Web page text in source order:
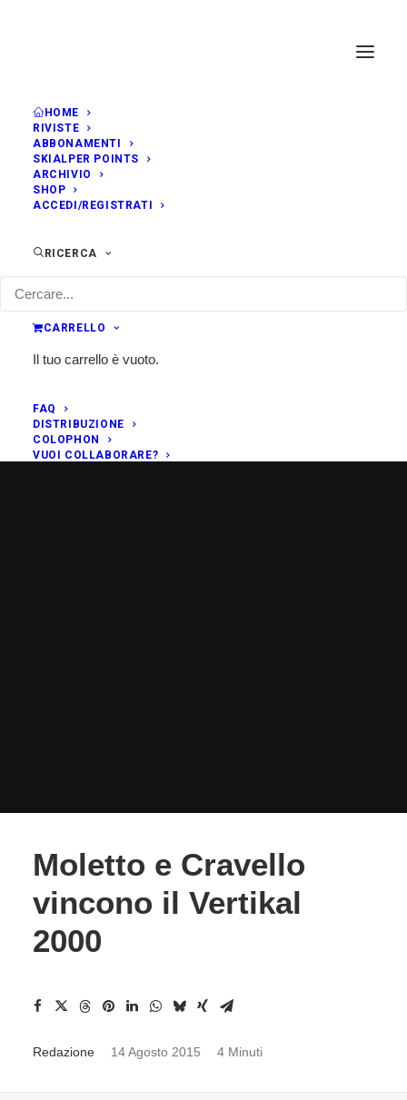
HOME
RIVISTE
ABBONAMENTI
SKIALPER POINTS
ARCHIVIO
SHOP
ACCEDI/REGISTRATI
RICERCA
CARRELLO
Il tuo carrello è vuoto.
FAQ
DISTRIBUZIONE
COLOPHON
VUOI COLLABORARE?
Moletto e Cravello
vincono il Vertikal
2000
Redazione 14 Agosto 2015 4 Minuti